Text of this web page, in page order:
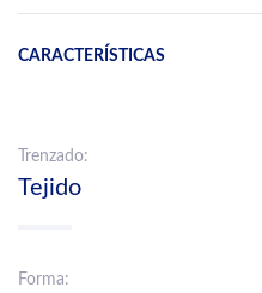
CARACTERÍSTICAS
Trenzado:
Tejido
Forma: